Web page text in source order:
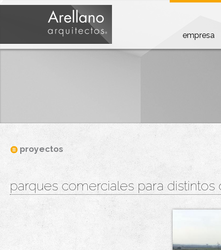
empresa
proyectos
parques comerciales para distintos